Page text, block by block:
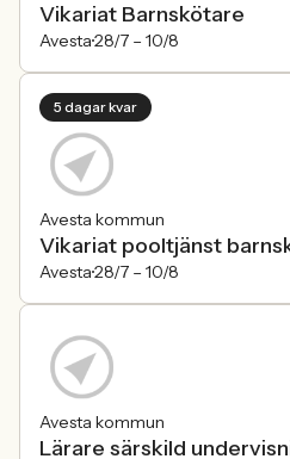
Vikariat Barnskötare
Avesta28/7 – 10/8
5 dagar kvar
Avesta kommun
Vikariat pooltjänst
Avesta28/7 – 10/8
Avesta kommun
Lärare särskild